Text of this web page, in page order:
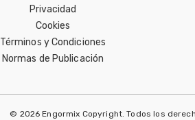
Privacidad
Cookies
Términos y Condiciones
Normas de Publicación
© 2026 Engormix Copyright. Todos los